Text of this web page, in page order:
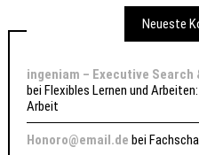
Neueste
ingeniam – Executive
beiFlexibles Lernen und
Arbeit
Honoro@email.de bei